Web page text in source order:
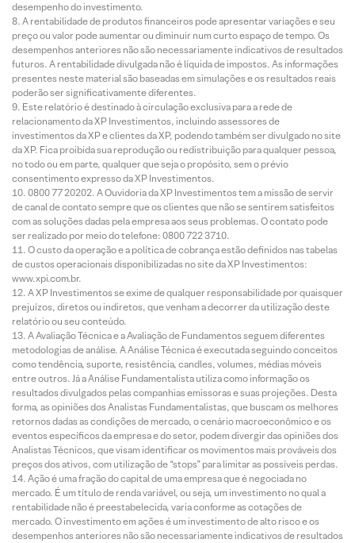
desempenho do investimento.
A rentabilidade de produtos financeiros pode apresentar variações e seu
preço ou valor pode aumentar ou diminuir num curto espaço de tempo. Os
desempenhos anteriores não são necessariamente indicativos de resultados
futuros. A rentabilidade divulgada não é líquida de impostos. As informações
presentes neste material são baseadas em simulações e os resultados reais
poderão ser significativamente diferentes.
Este relatório é destinado à circulação exclusiva para a rede de
relacionamento da XP Investimentos, incluindo assessores de
investimentos da XP e clientes da XP, podendo também ser divulgado no site
da XP. Fica proibida sua reprodução ou redistribuição para qualquer pessoa,
no todo ou em parte, qualquer que seja o propósito, sem o prévio
consentimento expresso da XP Investimentos.
0800 77 20202. A Ouvidoria da XP Investimentos tem a missão de servir
de canal de contato sempre que os clientes que não se sentirem satisfeitos
com as soluções dadas pela empresa aos seus problemas. O contato pode
ser realizado por meio do telefone: 0800 722 3710.
O custo da operação e a política de cobrança estão definidos nas tabelas
de custos operacionais disponibilizadas no site da XP Investimentos:
www.xpi.com.br.
A XP Investimentos se exime de qualquer responsabilidade por quaisquer
prejuízos, diretos ou indiretos, que venham a decorrer da utilização deste
relatório ou seu conteúdo.
A Avaliação Técnica e a Avaliação de Fundamentos seguem diferentes
metodologias de análise. A Análise Técnica é executada seguindo conceitos
como tendência, suporte, resistência, candles, volumes, médias móveis
entre outros. Já a Análise Fundamentalista utiliza como informação os
resultados divulgados pelas companhias emissoras e suas projeções. Desta
forma, as opiniões dos Analistas Fundamentalistas, que buscam os melhores
retornos dadas as condições de mercado, o cenário macroeconômico e os
eventos específicos da empresa e do setor, podem divergir das opiniões dos
Analistas Técnicos, que visam identificar os movimentos mais prováveis dos
preços dos ativos, com utilização de “stops” para limitar as possíveis perdas.
Ação é uma fração do capital de uma empresa que é negociada no
mercado. É um título de renda variável, ou seja, um investimento no qual a
rentabilidade não é preestabelecida, varia conforme as cotações de
mercado. O investimento em ações é um investimento de alto risco e os
desempenhos anteriores não são necessariamente indicativos de resultados